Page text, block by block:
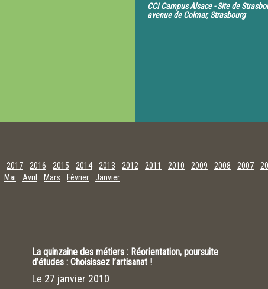
CCI Campus Alsace - Site de
avenue de Colmar, Strasbourg
2017 2016 2015 2014 2013 2012 2011 2010 2009 2008 2007
Mai Avril Mars Février Janvier
La quinzaine des métiers : Réorientation, poursuite
d’études : Choisissez l’artisanat !
Le 27 janvier 2010